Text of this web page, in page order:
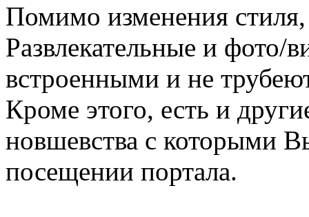
Помимо изменения
Развлекательные и фото/
встроенными и не
Кроме этого, есть и
новшевства с которыми
посещении портала.